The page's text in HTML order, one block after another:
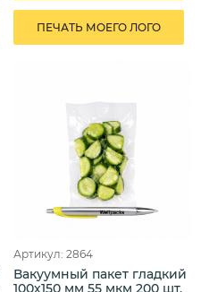
ПЕЧАТЬ МОЕГО ЛОГО
Артикул: 2864
Вакуумный пакет гладкий
100х150 мм 55 мкм 200 шт.